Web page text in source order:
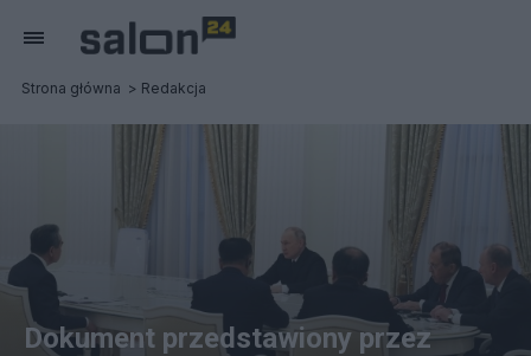
Strona główna Redakcja
Dokument przedstawiony przez